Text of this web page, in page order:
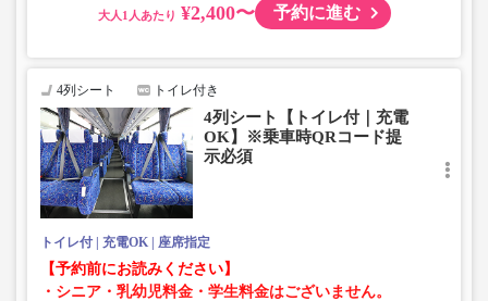
・AM1時～5時の間はシステムメンテナンスの為ご予約が
・在庫の状況はリアルタイムの表示ではございません。
※売り切れの場合でも残数が表示される場合がありま
す。
・販売日・便ごとに随時価格が変動いたします。購入時に
販売価格をご確認の上でご予約をお願いいたします。
・一部取り扱いのない停留所がある場合がございます。
大人 ¥2,400〜 予約に進む
4列シート トイレ付き
4列シート【トイレ付｜充電
OK】※乗車時QRコード提
示必須
トイレ付 充電OK 座席指定
【予約前にお読みください】
・シニア・乳幼児料金・学生料金はございません。